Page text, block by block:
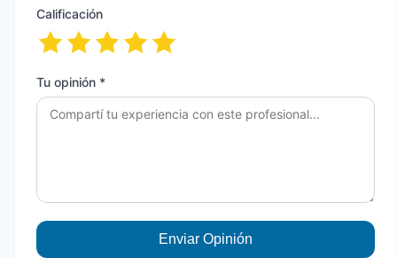
Calificación
Tu opinión *
Enviar Opinión